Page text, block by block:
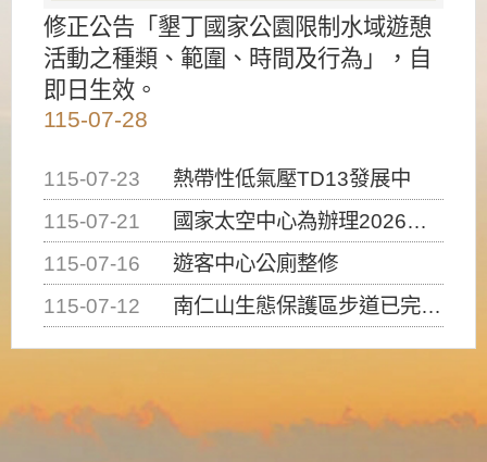
修正公告「墾丁國家公園限制水域遊憩
活動之種類、範圍、時間及行為」，自
即日生效。
115-07-28
115-07-23
熱帶性低氣壓TD13發展中
115-07-21
國家太空中心為辦理2026台灣盃火箭競賽，陸、海、空域警戒及協調相關事宜，因颱風備案事宜
115-07-16
遊客中心公廁整修
115-07-12
南仁山生態保護區步道已完成修復，自115年7月13日（星期一）起恢復開放入園，歡迎民眾依規定申請入園....